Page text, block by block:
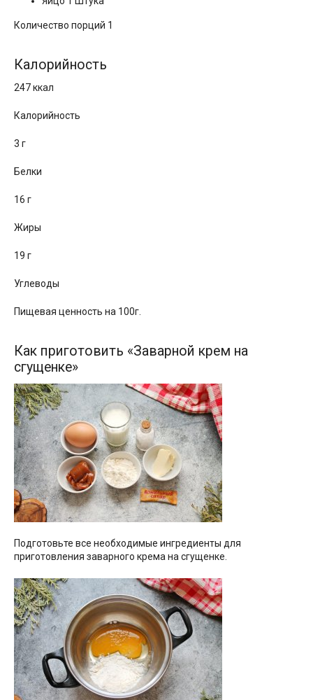
Количество порций 1
Калорийность
247 ккал
Калорийность
3 г
Белки
16 г
Жиры
19 г
Углеводы
Пищевая ценность на 100г.
Как приготовить «Заварной крем на
сгущенке»
Подготовьте все необходимые ингредиенты для
приготовления заварного крема на сгущенке.